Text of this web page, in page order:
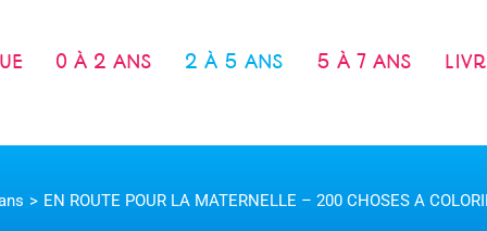
0 À 2 ANS 2 À 5 ANS 5 À 7 ANS
EN ROUTE POUR LA MATERNELLE – 200 CHOSES A